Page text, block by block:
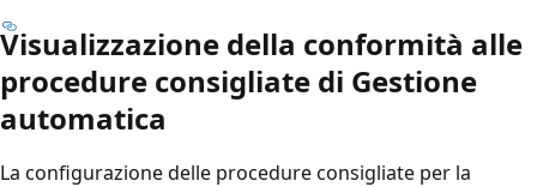
Visualizzazione della conformità alle
procedure consigliate di Gestione
automatica
La configurazione delle procedure consigliate per la